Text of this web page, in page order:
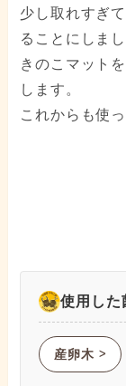
少し取れすぎ
ることにしまし
きのこマット
します。
これからも使
使用した
産卵木 ᐳ